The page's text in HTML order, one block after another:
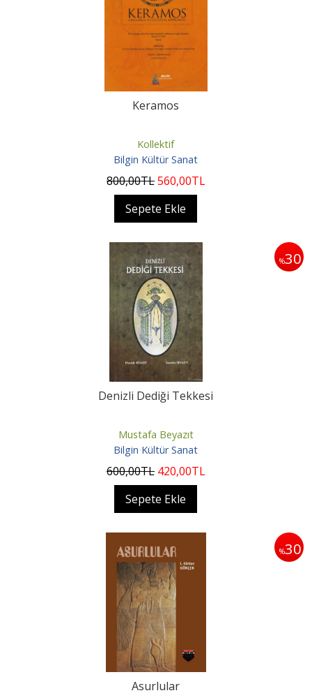
Keramos
Kollektif
Bilgin Kültür Sanat
800,00TL560,00TL
Sepete Ekle
%30
Denizli Dediği Tekkesi
Mustafa Beyazıt
Bilgin Kültür Sanat
600,00TL 420,00TL
Sepete Ekle
%30
Asurlular